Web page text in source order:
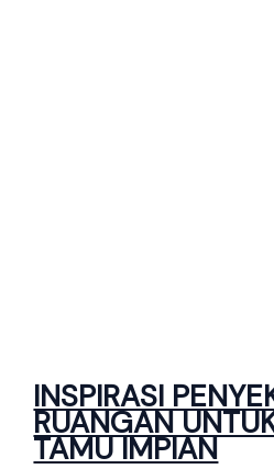
INSPIRASI
RUANGAN
TAMU IMPIAN